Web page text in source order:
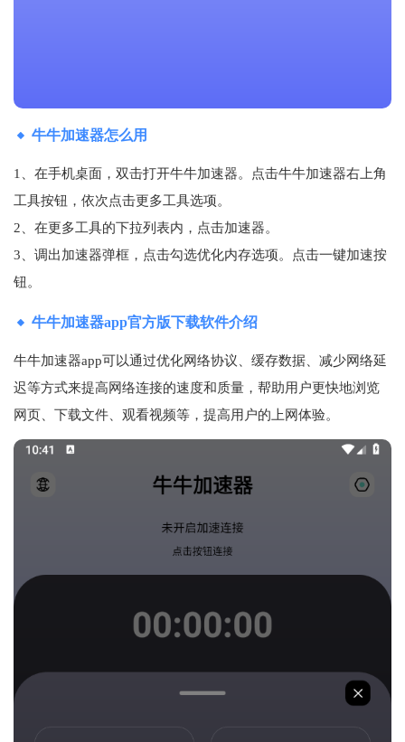
牛牛加速器怎么用
1、在手机桌面，双击打开牛牛加速器。点击牛牛加速器右上角
工具按钮，依次点击更多工具选项。
2、在更多工具的下拉列表内，点击加速器。
3、调出加速器弹框，点击勾选优化内存选项。点击一键加速按
钮。
牛牛加速器app官方版下载软件介绍
牛牛加速器app可以通过优化网络协议、缓存数据、减少网络延
迟等方式来提高网络连接的速度和质量，帮助用户更快地浏览
网页、下载文件、观看视频等，提高用户的上网体验。